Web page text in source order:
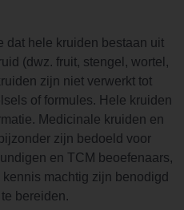
dat hele kruiden bestaan uit
(dwz. fruit, stengel, wortel,
zijn niet verwerkt tot
of formules. Hele kruiden
Medicinale kruiden en
zijn bedoeld voor
en TCM beoefenaars,
machtig zijn benodigd
bereiden.